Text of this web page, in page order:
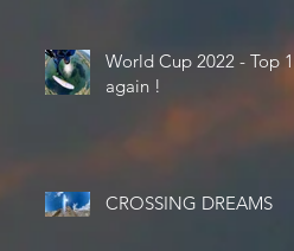
World Cup 2022 - Top 10
again !
CROSSING DREAMS